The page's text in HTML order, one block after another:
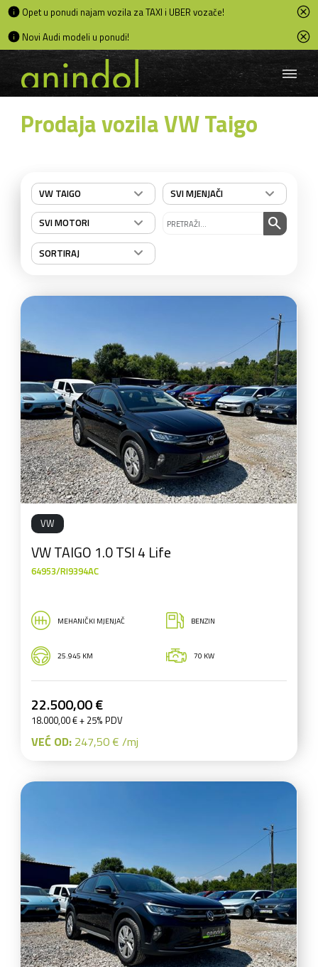
Opet u ponudi najam vozila za TAXI i UBER vozače!
Novi Audi modeli u ponudi!
Prodaja vozila VW Taigo
VW TAIGO SVI MJENJAČI
SVI MOTORI search
SORTIRAJ
VW
VW TAIGO 1.0 TSI 4 Life
64953/RI9394AC
MEHANIČKI MJENJAČ BENZIN
25.945 KM 70 KW
22.500,00 €
18.000,00 € + 25% PDV
VEĆ OD: 247,50 € /mj